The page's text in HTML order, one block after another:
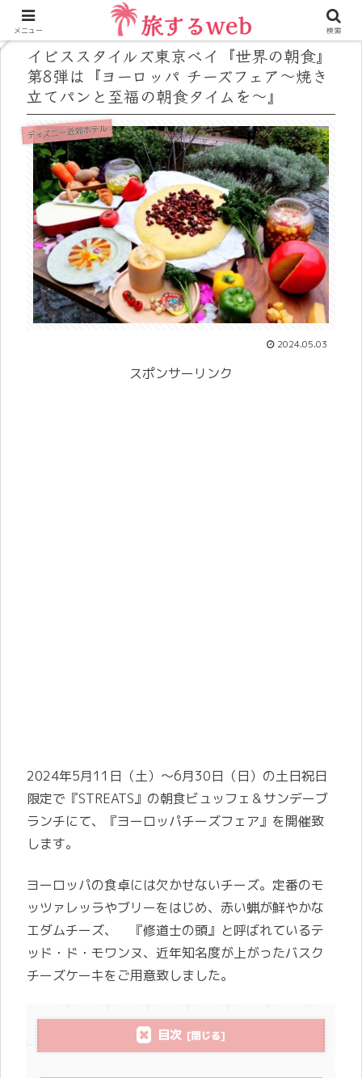
イビススタイルズ東京ベイ『世界の朝食』
第8弾は『ヨーロッパ チーズフェア～焼き
立てパンと至福の朝食タイムを～』
ディズニー近郊ホテル
2024.05.03
スポンサーリンク
2024年5月11日（土）～6月30日（日）の土日祝日
限定で『STREATS』の朝食ビュッフェ＆サンデーブ
ランチにて、『ヨーロッパチーズフェア』を開催致
します。
ヨーロッパの食卓には欠かせないチーズ。定番のモ
ッツァレッラやブリーをはじめ、赤い蝋が鮮やかな
エダムチーズ、 『修道士の頭』と呼ばれているテ
ッド・ド・モワンヌ、近年知名度が上がったバスク
チーズケーキをご用意致しました。
目次
メニュー 検索